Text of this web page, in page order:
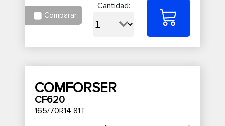
Comparar
Cantidad:
COMFORSER
CF620
165/70R14 81T